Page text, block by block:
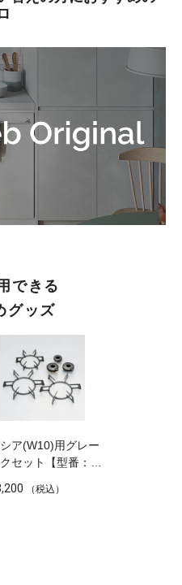
できる
グッズ
ア(W10)用グレー
セット【型番：
（税込）